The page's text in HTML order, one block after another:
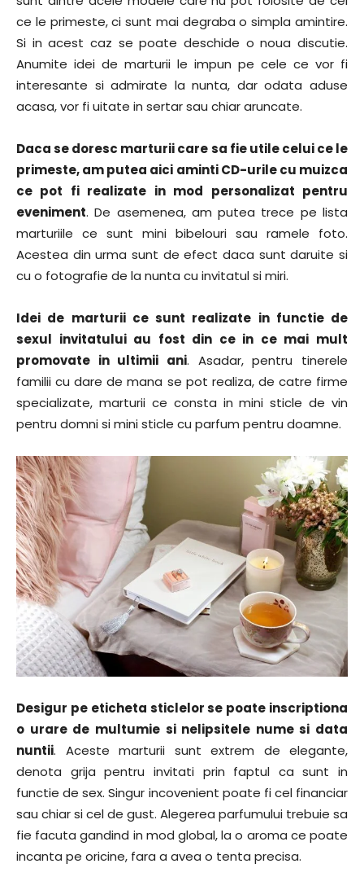
ce le primeste, ci sunt mai degraba o simpla amintire.
Si in acest caz se poate deschide o noua discutie.
Anumite idei de marturii le impun pe cele ce vor fi
interesante si admirate la nunta, dar odata aduse
acasa, vor fi uitate in sertar sau chiar aruncate.
Daca se doresc marturii care sa fie utile celui ce le
primeste, am putea aici aminti CD-urile cu muizca
ce pot fi realizate in mod personalizat pentru
eveniment. De asemenea, am putea trece pe lista
marturiile ce sunt mini bibelouri sau ramele foto.
Acestea din urma sunt de efect daca sunt daruite si
cu o fotografie de la nunta cu invitatul si miri.
Idei de marturii ce sunt realizate in functie de
sexul invitatului au fost din ce in ce mai mult
promovate in ultimii ani. Asadar, pentru tinerele
familii cu dare de mana se pot realiza, de catre firme
specializate, marturii ce consta in mini sticle de vin
pentru domni si mini sticle cu parfum pentru doamne.
Desigur pe eticheta sticlelor se poate inscriptiona
o urare de multumie si nelipsitele nume si data
nuntii. Aceste marturii sunt extrem de elegante,
denota grija pentru invitati prin faptul ca sunt in
functie de sex. Singur incovenient poate fi cel financiar
sau chiar si cel de gust. Alegerea parfumului trebuie sa
fie facuta gandind in mod global, la o aroma ce poate
incanta pe oricine, fara a avea o tenta precisa.